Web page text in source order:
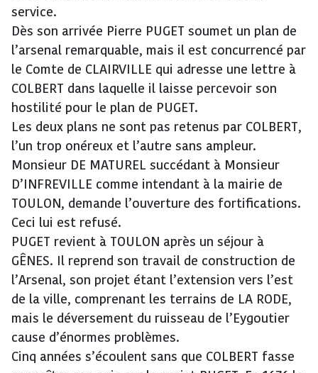
service.
Dès son arrivée Pierre PUGET soumet un plan de
l’arsenal remarquable, mais il est concurrencé par
le Comte de CLAIRVILLE qui adresse une lettre à
COLBERT dans laquelle il laisse percevoir son
hostilité pour le plan de PUGET.
Les deux plans ne sont pas retenus par COLBERT,
l’un trop onéreux et l’autre sans ampleur.
Monsieur DE MATUREL succédant à Monsieur
D’INFREVILLE comme intendant à la mairie de
TOULON, demande l’ouverture des fortifications.
Ceci lui est refusé.
PUGET revient à TOULON après un séjour à
GÊNES. Il reprend son travail de construction de
l’Arsenal, son projet étant l’extension vers l’est
de la ville, comprenant les terrains de LA RODE,
mais le déversement du ruisseau de l’Eygoutier
cause d’énormes problèmes.
Cinq années s’écoulent sans que COLBERT fasse